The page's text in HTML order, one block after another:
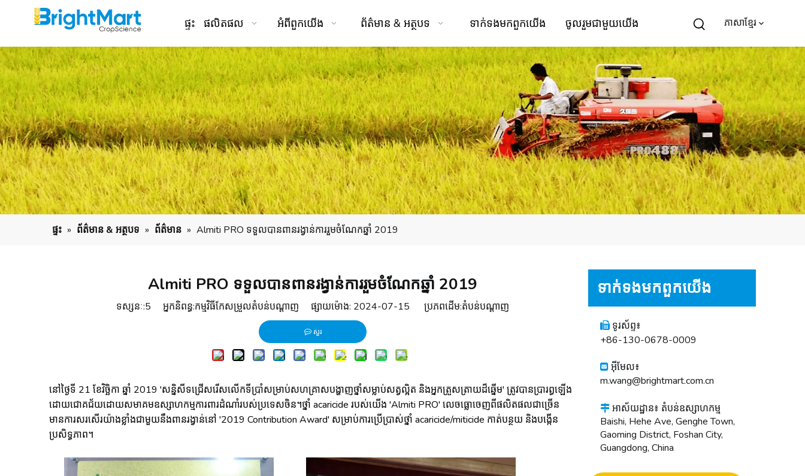
ផ្ទះ ផលិតផល អំពី​ពួក​យើង ព័ត៌មាន & អត្ថបទ ទាក់ទង​មក​ពួក​យើង ចូលរួម​ជាមួយ​យើង ភាសាខ្មែរ
ផ្ទះ » ព័ត៌មាន & អត្ថបទ » ព័ត៌មាន » Almiti PRO ទទួលបានពានរង្វាន់ការរួមចំណែកឆ្នាំ 2019
Almiti PRO ទទួលបានពានរង្វាន់ការរួមចំណែកឆ្នាំ 2019
ទស្សនៈ:5 អ្នកនិពន្ធ:កម្មវិធីកែសម្រួលតំបន់បណ្ដាញ ផ្សាយម៉ោង: 2024-07-15 ប្រភពដើម:តំបន់បណ្ដាញ
សួរ
នៅថ្ងៃទី 21 ខែវិច្ឆិកា ឆ្នាំ 2019 'សន្និសីទជ្រើសរើសលើកទីប្រាំសម្រាប់សហគ្រាសបង្ហាញថ្នាំសម្លាប់សត្វល្អិត និងអ្នកត្រួសត្រាយដ៏ឆ្នើម' ត្រូវបានប្រារព្ធឡើង
ដោយជោគជ័យដោយសមាគមឧស្សាហកម្មការពារដំណាំរបស់ប្រទេសចិន។ថ្នាំ acaricide របស់យើង 'Almiti PRO' លេចធ្លោចេញពីផលិតផលជាច្រើន
មានការសរសើរយ៉ាងខ្លាំងជាមួយនឹងពានរង្វាន់នៅ '2019 Contribution Award' សម្រាប់ការប្រើប្រាស់ថ្នាំ acaricide/miticide កាត់បន្ថយ និងបង្កើន
ប្រសិទ្ធភាព។
ទាក់ទង​មក​ពួក​យើង
 ទូរស័ព្ទ៖
+86-130-0678-0009
 អ៊ីមែល៖
m.wang@brightmart.com.cn
 អាស័យដ្ឋាន៖ តំបន់ឧស្សាហកម្ម
Baishi, Hehe Ave, Genghe Town,
Gaoming District, Foshan City,
Guangdong, China